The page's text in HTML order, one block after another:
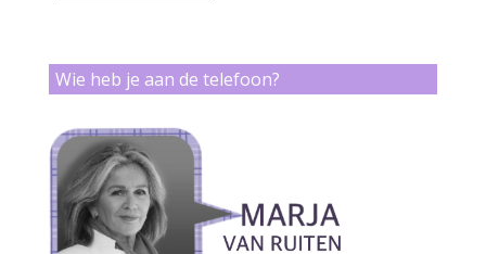
Wie heb je aan de telefoon?